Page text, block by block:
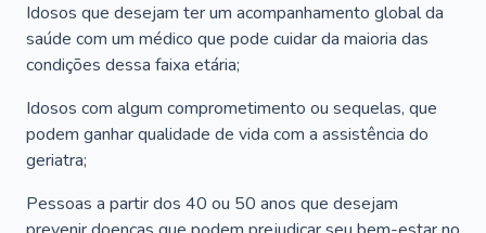
Idosos que desejam ter um acompanhamento global da
saúde com um médico que pode cuidar da maioria das
condições dessa faixa etária;
Idosos com algum comprometimento ou sequelas, que
podem ganhar qualidade de vida com a assistência do
geriatra;
Pessoas a partir dos 40 ou 50 anos que desejam